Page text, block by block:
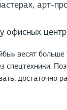
арт-
офисных
весят
спецтехники.
достаточно